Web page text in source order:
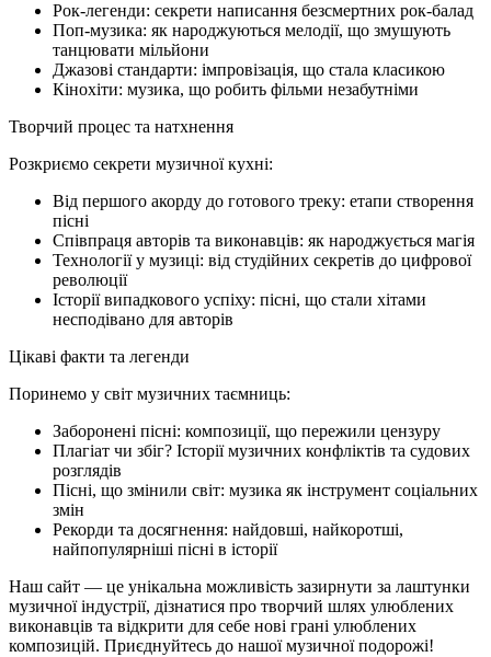
Рок-легенди: секрети написання безсмертних рок-балад
Поп-музика: як народжуються мелодії, що змушують
танцювати мільйони
Джазові стандарти: імпровізація, що стала класикою
Кінохіти: музика, що робить фільми незабутніми
Творчий процес та натхнення
Розкриємо секрети музичної кухні:
Від першого акорду до готового треку: етапи створення
пісні
Співпраця авторів та виконавців: як народжується магія
Технології у музиці: від студійних секретів до цифрової
революції
Історії випадкового успіху: пісні, що стали хітами
несподівано для авторів
Цікаві факти та легенди
Поринемо у світ музичних таємниць:
Заборонені пісні: композиції, що пережили цензуру
Плагіат чи збіг? Історії музичних конфліктів та судових
розглядів
Пісні, що змінили світ: музика як інструмент соціальних
змін
Рекорди та досягнення: найдовші, найкоротші,
найпопулярніші пісні в історії
Наш сайт — це унікальна можливість зазирнути за лаштунки
музичної індустрії, дізнатися про творчий шлях улюблених
виконавців та відкрити для себе нові грані улюблених
композицій. Приєднуйтесь до нашої музичної подорожі!